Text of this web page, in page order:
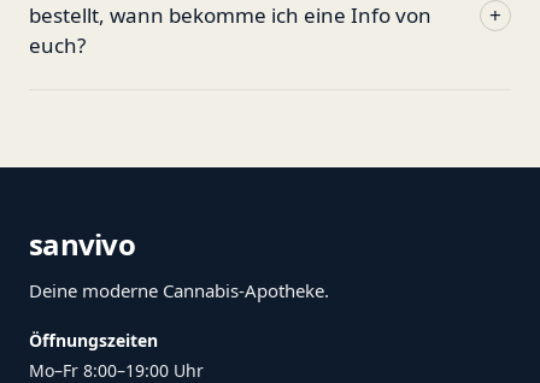
bestellt, wann bekomme ich eine Info von
euch?
+
sanvivo
Deine moderne Cannabis-Apotheke.
Öffnungszeiten
Mo–Fr 8:00–19:00 Uhr